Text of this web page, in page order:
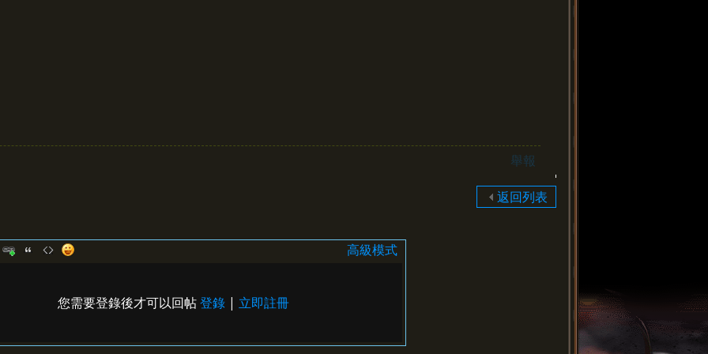
舉報
返回列表
高級模式
您需要登錄後才可以回帖登錄 | 立即註冊